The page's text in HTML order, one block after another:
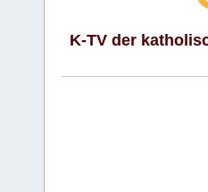
K-TV der